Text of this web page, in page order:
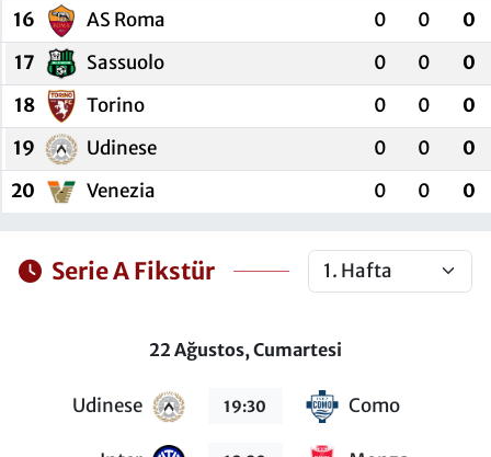
16
AS Roma 0 0
0
17
Sassuolo 0 0
0
18
Torino 0 0
0
19
Udinese 0 0
0
20
Venezia 0 0 0
Serie A Fikstür
22 Ağustos, Cumartesi
Udinese 19:30 Como